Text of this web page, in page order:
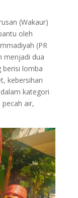
(Wakaur)
oleh
(PR
menjadi dua
berisi lomba
kebersihan
kategori
air,